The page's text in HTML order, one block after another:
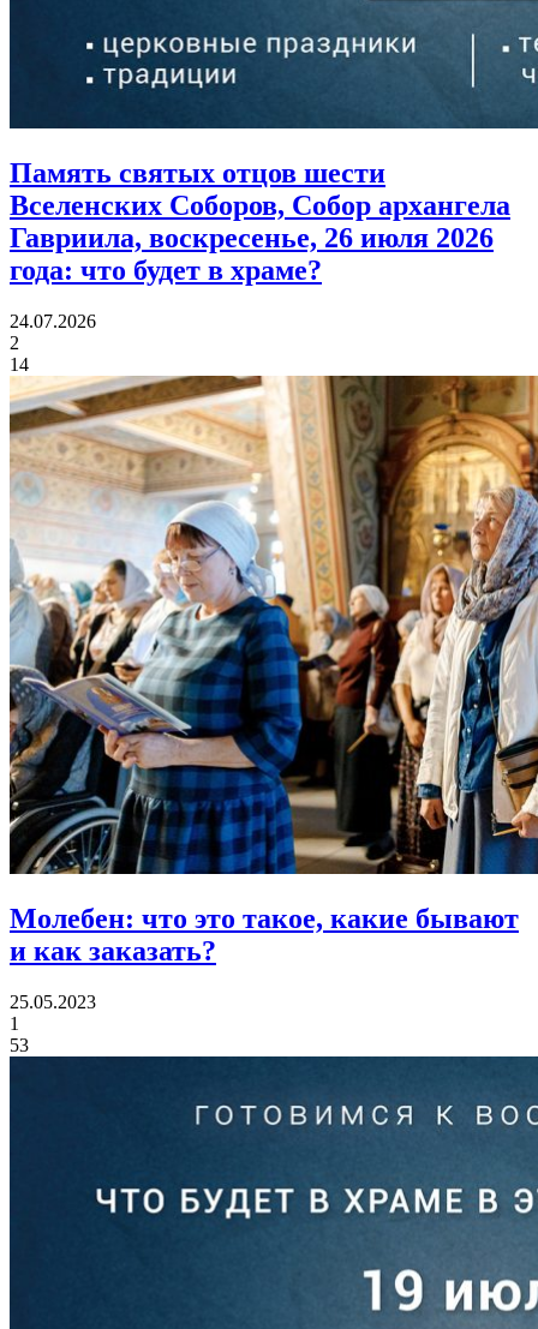
Память святых отцов шести
Вселенских Соборов, Собор архангела
Гавриила, воскресенье, 26 июля 2026
года: что будет в храме?
24.07.2026
2
14
Молебен: что это такое, какие бывают
и как заказать?
25.05.2023
1
53